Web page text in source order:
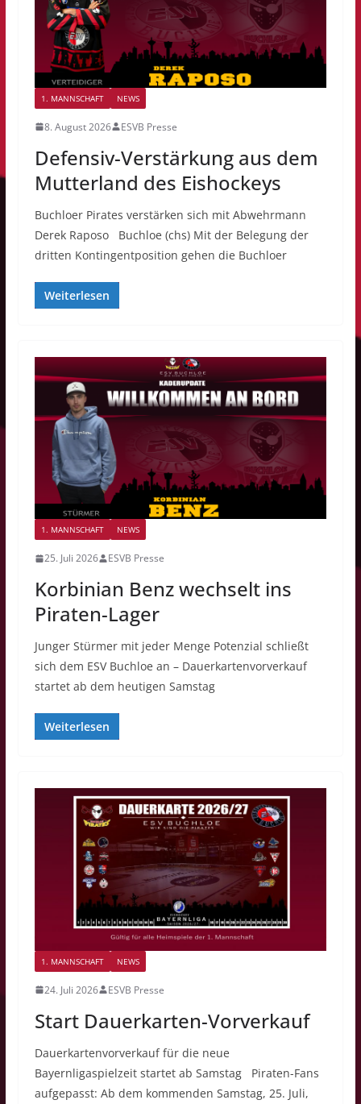
1. MANNSCHAFT NEWS
8. August 2026 ESVB Presse
Defensiv-Verstärkung aus dem
Mutterland des Eishockeys
Buchloer Pirates verstärken sich mit Abwehrmann
Derek Raposo Buchloe (chs) Mit der Belegung der
dritten Kontingentposition gehen die Buchloer
Weiterlesen
1. MANNSCHAFT NEWS
25. Juli 2026 ESVB Presse
Korbinian Benz wechselt ins
Piraten-Lager
Junger Stürmer mit jeder Menge Potenzial schließt
sich dem ESV Buchloe an – Dauerkartenvorverkauf
startet ab dem heutigen Samstag
Weiterlesen
1. MANNSCHAFT NEWS
24. Juli 2026 ESVB Presse
Start Dauerkarten-Vorverkauf
Dauerkartenvorverkauf für die neue
Bayernligaspielzeit startet ab Samstag Piraten-Fans
aufgepasst: Ab dem kommenden Samstag, 25. Juli,